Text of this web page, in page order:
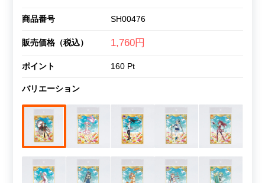
商品番号 SH00476
販売価格（税込） 1,760円
ポイント 160 Pt
バリエーション